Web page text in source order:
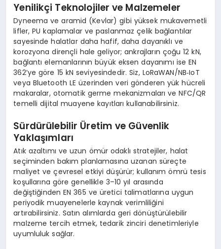
Yenilikçi Teknolojiler ve Malzemeler
Dyneema ve aramid (Kevlar) gibi yüksek mukavemetli
lifler, PU kaplamalar ve paslanmaz çelik bağlantılar
sayesinde halatlar daha hafif, daha dayanıklı ve
korozyona dirençli hale geliyor; ankrajların çoğu 12 kN,
bağlantı elemanlarının büyük eksen dayanımı ise EN
362’ye göre 15 kN seviyesindedir. Siz, LoRaWAN/NB‑IoT
veya Bluetooth LE üzerinden veri gönderen yük hücreli
makaralar, otomatik germe mekanizmaları ve NFC/QR
temelli dijital muayene kayıtları kullanabilirsiniz.
Sürdürülebilir Üretim ve Güvenlik
Yaklaşımları
Atık azaltımı ve uzun ömür odaklı stratejiler, halat
seçiminden bakım planlamasına uzanan süreçte
maliyet ve çevresel etkiyi düşürür; kullanım ömrü tesis
koşullarına göre genellikle 3–10 yıl arasında
değiştiğinden EN 365 ve üretici talimatlarına uygun
periyodik muayenelerle kaynak verimliliğini
artırabilirsiniz. Satın alımlarda geri dönüştürülebilir
malzeme tercih etmek, tedarik zinciri denetimleriyle
uyumluluk sağlar.